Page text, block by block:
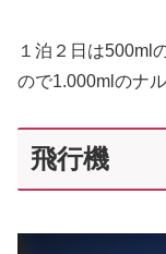
１泊２日は500ml
ので1.000mlのナ
飛行機